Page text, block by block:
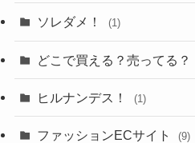
ソレダメ！ (1)
どこで買える？売ってる？
ヒルナンデス！ (1)
ファッションECサイト (9)